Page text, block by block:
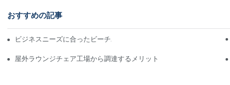
おすすめの記事
ビジネスニーズに合ったビーチパラソル販売業者を見つける
屋外ラウンジチェア工場から調達するメリット